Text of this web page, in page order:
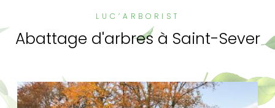
LUC’ARBORIST
Abattage d'arbres à Saint-Sever